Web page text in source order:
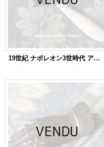
19世紀 ナポレオン3世時代 アンティーク ラトル シルバー＆ボーン製